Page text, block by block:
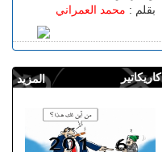
بقلم : محمد العمراني
المزيد كاريكاتير